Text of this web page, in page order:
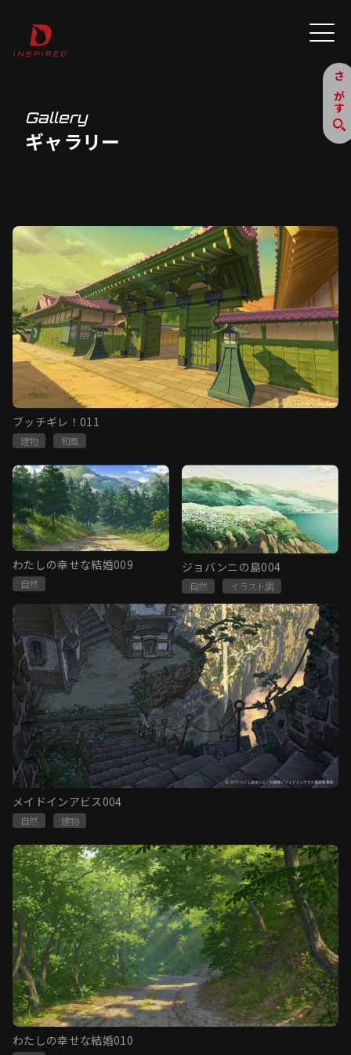
Gallery
ギャラリー
さがす
ブッチギレ！011
建物 和風
わたしの幸せな結婚009
自然
ジョバンニの島004
自然 イラスト調
メイドインアビス004
自然 建物
わたしの幸せな結婚010